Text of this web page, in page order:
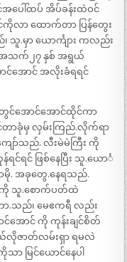
ပေါ်ထပ် အိပ်ခန်းထဲဝင်
င်ကိုလာ ထောက်တာ ပြန်တွေး
သူ.မှာ ယောင်္ကျား ကလည်း
အသက်၂၇ နှစ် အရွယ်
ာင်အောင် အလိုးခံရရင်
အောင်အောင်ထိုင်ကာ
ာခုံမှ လှမ်းကြည်.လိုက်ရာ
ာ်သည်. လီးမဲမဲကြီး ကို
ရင် ဖြစ်နေပြီး သူ.ယောင်္
မို. အခုတွေ.နေရသည်.
ကို သူ.စောက်ပတ်ထဲ
ာ.သည်၊ မေဧကရီ လည်း
အောင် ကို ကုန်းချင်စိတ်
ယ်လိုဇာတ်လမ်းရှာ ရမလဲ
ာ မြင်ယောင်နေပါ